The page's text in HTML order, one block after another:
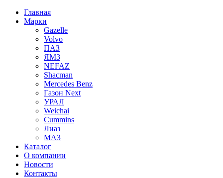
Главная
Марки
Gazelle
Volvo
ПАЗ
ЯМЗ
NEFAZ
Shacman
Mercedes Benz
Газон Next
УРАЛ
Weichai
Cummins
Лиаз
МАЗ
Каталог
О компании
Новости
Контакты